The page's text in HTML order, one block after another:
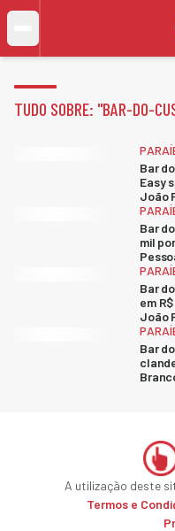
TUDO SOBRE: "BAR-DO-
Bar
Easy
João
Bar
mil
Bar
em
João
Bar
A utilização deste
Termos e